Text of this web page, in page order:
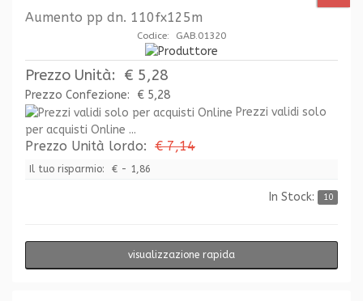
Aumento pp dn. 110fx125m
Codice: GAB.01320
Prezzo Unità: € 5,28
Prezzo Confezione:
€ 5,28
Prezzi validi solo
per acquisti Online ...
Prezzo Unità lordo: € 7,14
Il tuo risparmio: € - 1,86
In Stock: 10
visualizzazione rapida